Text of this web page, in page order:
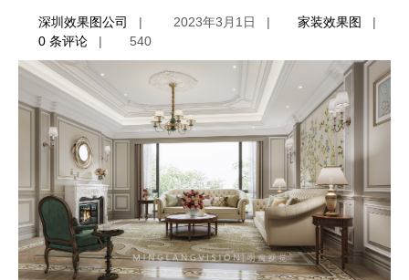
深圳效果图公司 | 2023年3月1日 | 家装效果图
|
0 条评论 | 540